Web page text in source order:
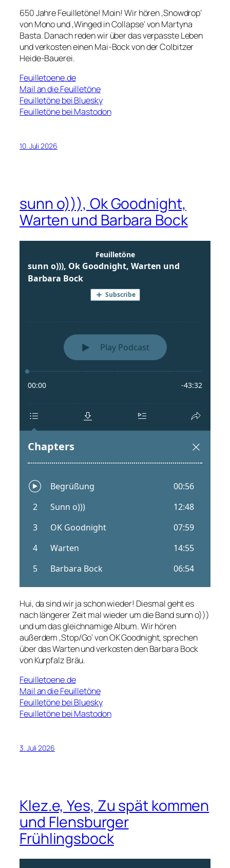
650 Jahre Feuilletöne! Moin! Wir hören ‚Snowdrop‘
von Mono und ‚Winged in Collapse‘ von Martyna
Basta. Danach reden wir über das verpasste Leben
und verkosten einen Mai-Bock von der Colbitzer
Heide-Bauerei.
Feuilletoene.de
Mail an die Feuilletöne
Feuilletöne bei Bluesky
Feuilletöne bei Mastodon
10. Juli 2026
sunn o))), Ok Goodnight,
Warten und Barbara Bock
Hui, da sind wir ja schon wieder! Diesmal geht es
nach längerer Zeit mal wieder um die Band sunn o)))
und um das gleichnamige Album. Wir hören
außerdem ‚Stop/Go‘ von OK Goodnight, sprechen
über das Warten und verkosten den Barbara Bock
von Kurpfalz Bräu.
Feuilletoene.de
Mail an die Feuilletöne
Feuilletöne bei Bluesky
Feuilletöne bei Mastodon
3. Juli 2026
Klez.e, Yes, Zu spät kommen
und Flensburger
Frühlingsbock